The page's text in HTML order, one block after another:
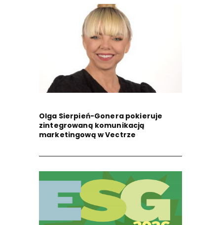
Olga Sierpień-Gonera pokieruje
zintegrowaną komunikacją
marketingową w Vectrze